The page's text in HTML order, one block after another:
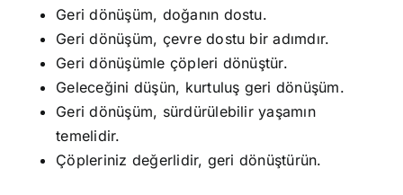
Geri dönüşüm, doğanın dostu.
Geri dönüşüm, çevre dostu bir adımdır.
Geri dönüşümle çöpleri dönüştür.
Geleceğini düşün, kurtuluş geri dönüşüm.
Geri dönüşüm, sürdürülebilir yaşamın
temelidir.
Çöpleriniz değerlidir, geri dönüştürün.